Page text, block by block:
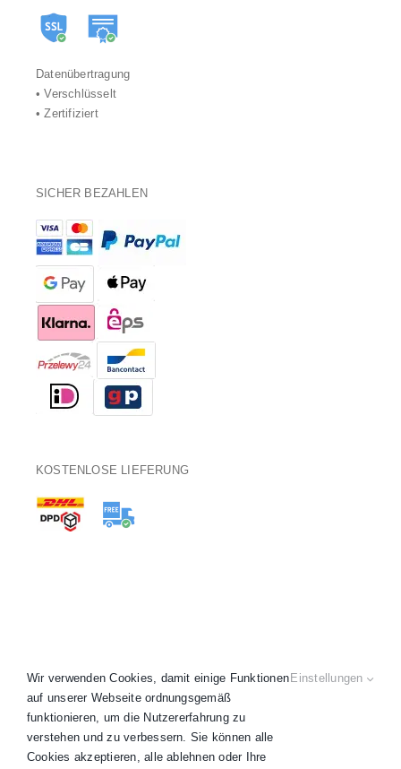
Datenübertragung
• Verschlüsselt
• Zertifiziert
SICHER BEZAHLEN
KOSTENLOSE LIEFERUNG
Copyright 2020 - 2026 © ARTKARL® • AGB
Impressum•Widerruf • Alle Preise inkl. MwSt.
Wir verwenden Cookies, damit einige Funktionen
auf unserer Webseite ordnungsgemäß
funktionieren, um die Nutzererfahrung zu
verstehen und zu verbessern. Sie können alle
Cookies akzeptieren, alle ablehnen oder Ihre
Einstellungen